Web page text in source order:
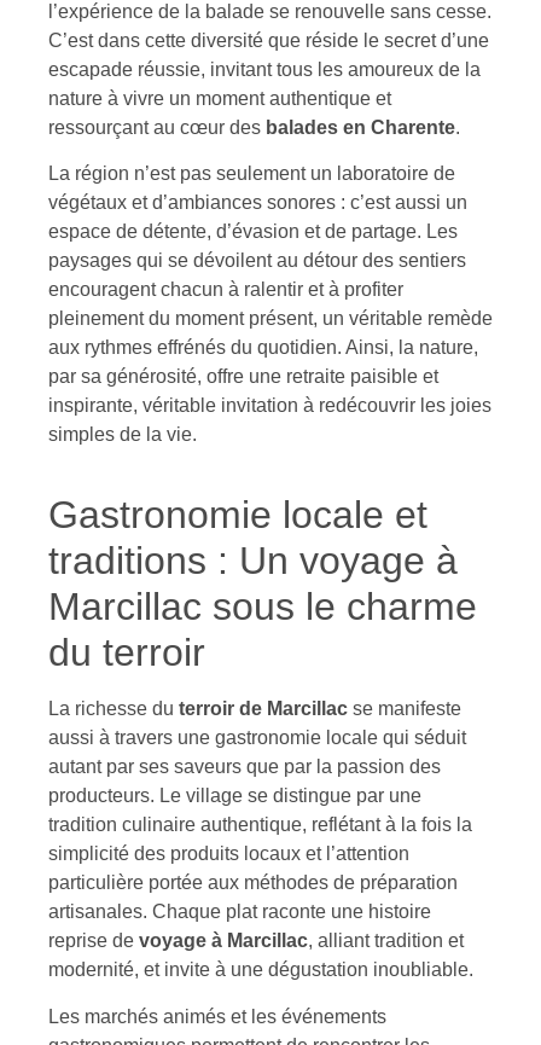
l’expérience de la balade se renouvelle sans cesse.
C’est dans cette diversité que réside le secret d’une
escapade réussie, invitant tous les amoureux de la
nature à vivre un moment authentique et
ressourçant au cœur des balades en Charente.
La région n’est pas seulement un laboratoire de
végétaux et d’ambiances sonores : c’est aussi un
espace de détente, d’évasion et de partage. Les
paysages qui se dévoilent au détour des sentiers
encouragent chacun à ralentir et à profiter
pleinement du moment présent, un véritable remède
aux rythmes effrénés du quotidien. Ainsi, la nature,
par sa générosité, offre une retraite paisible et
inspirante, véritable invitation à redécouvrir les joies
simples de la vie.
Gastronomie locale et
traditions : Un voyage à
Marcillac sous le charme
du terroir
La richesse du terroir de Marcillac se manifeste
aussi à travers une gastronomie locale qui séduit
autant par ses saveurs que par la passion des
producteurs. Le village se distingue par une
tradition culinaire authentique, reflétant à la fois la
simplicité des produits locaux et l’attention
particulière portée aux méthodes de préparation
artisanales. Chaque plat raconte une histoire
reprise de voyage à Marcillac, alliant tradition et
modernité, et invite à une dégustation inoubliable.
Les marchés animés et les événements